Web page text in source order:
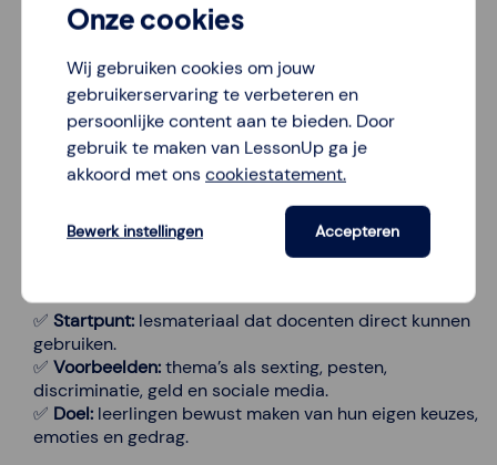
In de klas: Gesprek als kracht
De kern van Kikid is de dialoog. In de klas komen
leerlingen in gesprek over situaties die ze zelf
herkennen. Theaterlessen en gastlessen bieden een
krachtige start, en middels LessonUp worden de
✅ Startpunt: lesmateriaal dat docenten direct kunnen
gebruiken.
✅ Voorbeelden:thema’s als sexting, pesten,
discriminatie, geld en sociale media.
✅ Doel: leerlingen bewust maken van hun eigen keuzes,
emoties en gedrag.
Onze cookies
Wij gebruiken cookies om jouw
gebruikerservaring te verbeteren en
persoonlijke content aan te bieden. Door
gebruik te maken van LessonUp ga je
akkoord met onscookiestatement.
Bewerk instellingen Accepteren